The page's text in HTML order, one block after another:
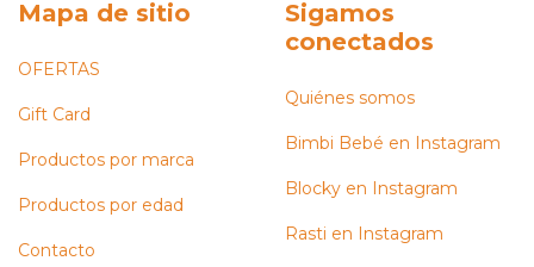
Mapa de sitio
OFERTAS
Gift Card
Productos por marca
Productos por edad
Contacto
Sigamos
conectados
Quiénes somos
Bimbi Bebé en Instagram
Blocky en Instagram
Rasti en Instagram